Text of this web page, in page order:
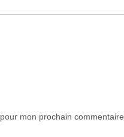
mon prochain commentaire.